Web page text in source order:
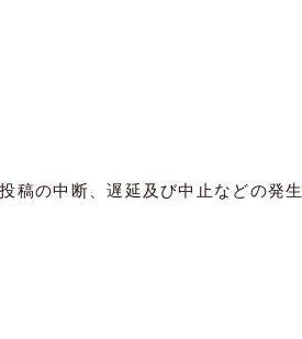
稿の中断、遅延及び中止などの発生